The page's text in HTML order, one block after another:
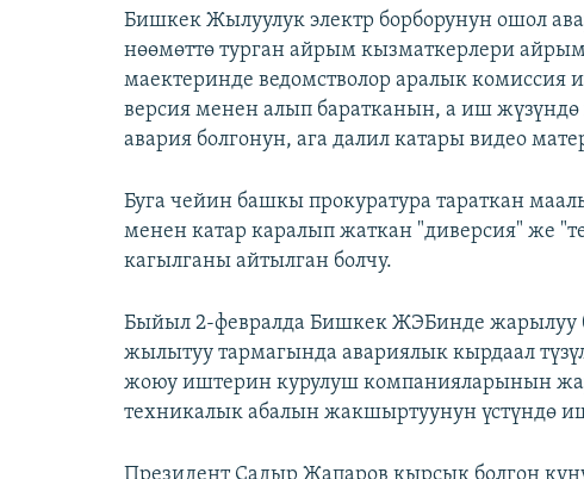
Бишкек Жылуулук электр борборунун ошол
нөөмөттө турган айрым кызматкерлери
маектеринде ведомстволор аралык комиссия
версия менен алып баратканын, а иш
авария болгонун, ага далил катары видео
Буга чейин башкы прокуратура тараткан
менен катар каралып жаткан "диверсия" же
кагылганы айтылган болчу.
Быйыл 2-февралда Бишкек ЖЭБинде жарылуу
жылытуу тармагында авариялык кырдаал
жоюу иштерин курулуш компанияларынын
техникалык абалын жакшыртуунун үстүндө